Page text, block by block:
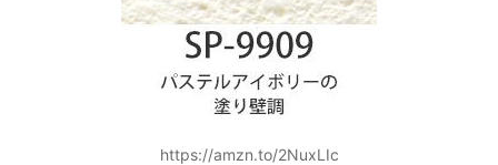
https://amzn.to/2NuxLIc